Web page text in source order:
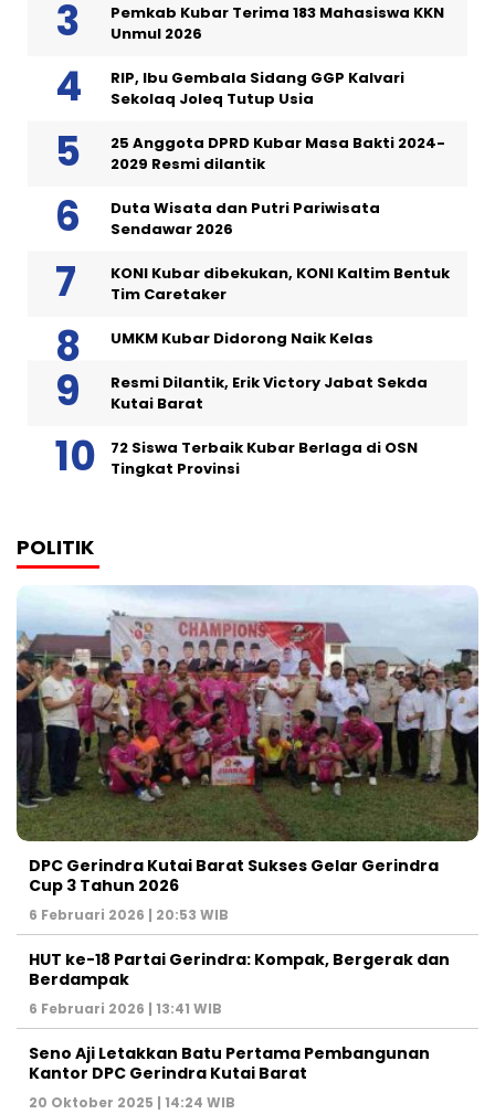
Pemkab Kubar Terima 183 Mahasiswa KKN
Unmul 2026
RIP, Ibu Gembala Sidang GGP Kalvari
Sekolaq Joleq Tutup Usia
25 Anggota DPRD Kubar Masa Bakti 2024-
2029 Resmi dilantik
Duta Wisata dan Putri Pariwisata
Sendawar 2026
KONI Kubar dibekukan, KONI Kaltim Bentuk
Tim Caretaker
UMKM Kubar Didorong Naik Kelas
Resmi Dilantik, Erik Victory Jabat Sekda
Kutai Barat
72 Siswa Terbaik Kubar Berlaga di OSN
Tingkat Provinsi
POLITIK
DPC Gerindra Kutai Barat Sukses Gelar Gerindra
Cup 3 Tahun 2026
6 Februari 2026 | 20:53 WIB
HUT ke-18 Partai Gerindra: Kompak, Bergerak dan
Berdampak
6 Februari 2026 | 13:41 WIB
Seno Aji Letakkan Batu Pertama Pembangunan
Kantor DPC Gerindra Kutai Barat
20 Oktober 2025 | 14:24 WIB